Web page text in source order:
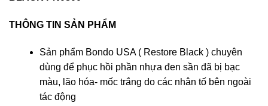
THÔNG TIN SẢN PHẨM
Sản phẩm Bondo USA ( Restore Black ) chuyên
dùng để phục hồi phần nhựa đen sần đã bị bạc
màu, lão hóa- mốc trắng do các nhân tố bên ngoài
tác động